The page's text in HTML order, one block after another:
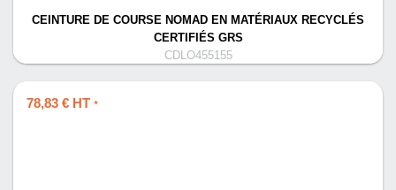
CEINTURE DE COURSE NOMAD EN MATÉRIAUX RECYCLÉS
CERTIFIÉS GRS
CDLO455155
78,83 € HT *